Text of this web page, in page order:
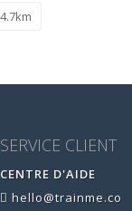
SERVICE CLIENT
CENTRE D'AIDE
hello@trainme.co